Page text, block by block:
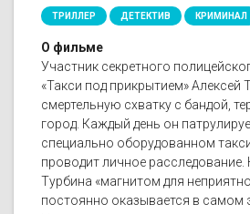
ТРИЛЛЕР ДЕТЕКТИВ КРИМИНАЛ
О фильме
Участник секретного
«Такси под прикрытием» Алексей
смертельную схватку с бандой,
город. Каждый день он
специально оборудованном
проводит личное
Турбина «магнитом для
постоянно оказывается в самом